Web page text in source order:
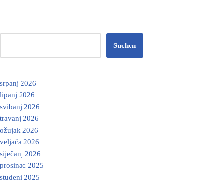
Suchen
srpanj 2026
lipanj 2026
svibanj 2026
travanj 2026
ožujak 2026
veljača 2026
siječanj 2026
prosinac 2025
studeni 2025